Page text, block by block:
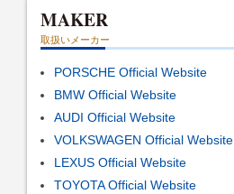
MAKER
取扱いメーカー
PORSCHE Official Website
BMW Official Website
AUDI Official Website
VOLKSWAGEN Official Website
LEXUS Official Website
TOYOTA Official Website